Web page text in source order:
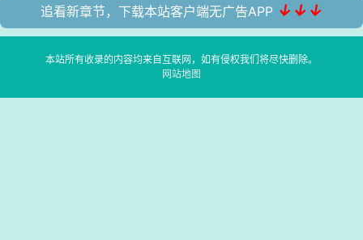
追看新章节，下载本站客户端无广告APP ↓↓↓
本站所有收录的内容均来自互联网，如有侵权我们将尽快删除。
网站地图